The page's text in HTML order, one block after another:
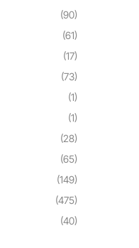
(90)
(61)
(17)
(73)
(1)
(1)
(28)
(65)
(149)
(475)
(40)